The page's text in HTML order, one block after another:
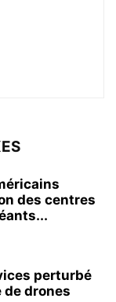
des centres
perturbé
drones